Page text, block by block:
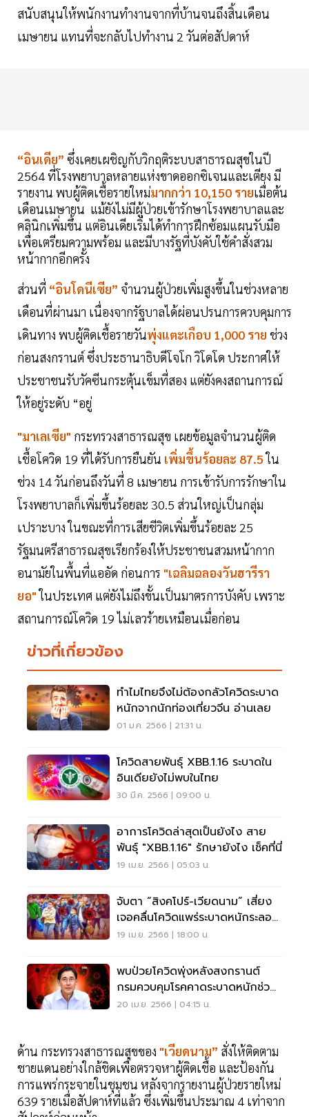
สนับสนุนให้พนักงานทำงานจากที่บ้านจนถึงสิ้นเดือน
เมษายน แทนที่จะกลับไปทำงาน 2 วันต่อสัปดาห์
“อินเดีย” ซึ่งเคยเผชิญกับวิกฤติระบบสาธารณสุขในปี
2564 ที่โรงพยาบาลหลายแห่งขาดออกซิเจนและเตียง มี
รายงาน พบผู้ติดเชื้อรายใหม่มากกว่า 10,150 รายเมื่อต้น
เดือนเมษายน แม้ยังไม่มีผู้ป่วยเข้ารักษาโรงพยาบาลและ
คลินิกเพิ่มขึ้น แต่อินเดียเริ่มได้ทำการฝึกซ้อมแผนรับมือ
เพื่อเตรียมความพร้อม และมีบางรัฐที่บังคับใช้คำสั่งสวม
หน้ากากอีกครั้ง
ส่วนที่ “อินโดนีเซีย” จำนวนผู้ป่วยเพิ่มสูงขึ้นในช่วงหลาย
เดือนที่ผ่านมา เนื่องจากรัฐบาลได้ผ่อนปรนการควบคุมการ
เดินทาง พบผู้ติดเชื้อรายวันพุ่งแตะเกือบ 1,000 ราย ช่วง
ก่อนสงกรานต์ ซึ่งประธานาธิบดีโจโก วิโดโด ประกาศให้
ประชาชนรับวัคซีนกระตุ้นเข็มที่สอง แต่ยังคงสถานการณ์
ให้อยู่ระดับ “อยู่
"มาเลเซีย" กระทรวงสาธารณสุข เผยข้อมูลจำนวนผู้ติด
เชื้อโควิด 19 ที่ได้รับการยืนยัน เพิ่มขึ้นร้อยละ 87.5ใน
ช่วง 14 วันก่อนถึงวันที่ 8 เมษายน การเข้ารับการรักษาใน
โรงพยาบาลก็เพิ่มขึ้นร้อยละ 30.5 ส่วนใหญ่เป็นกลุ่ม
เปราะบาง ในขณะที่การเสียชีวิตเพิ่มขึ้นร้อยละ 25
รัฐมนตรีสาธารณสุขเรียกร้องให้ประชาชนสวมหน้ากาก
อนามัยในพื้นที่แออัด ก่อนการ "เฉลิมฉลองวันฮารีรา
ยอ" ในประเทศ แต่ยังไม่ถึงขั้นเป็นมาตรการบังคับ เพราะ
สถานการณ์โควิด 19 ไม่เลวร้ายเหมือนเมื่อก่อน
ข่าวที่เกี่ยวข้อง
ทำไมไทยจึงไม่ต้องกลัวโควิดระบาด
หนักจากนักท่องเที่ยวจีน อ่านเลย
01 ม.ค. 2566 | 21:31 น.
โควิดสายพันธุ์ XBB.1.16 ระบาดใน
อินเดียยังไม่พบในไทย
30 มี.ค. 2566 | 09:00 น.
อาการโควิดล่าสุดเป็นยังไง สาย
พันธุ์ "XBB.1.16" รักษายังไง เช็คที่นี่
19 เม.ย. 2566 | 05:03 น.
จับตา “สิงคโปร์-เวียดนาม” เสี่ยง
เจอคลื่นโควิดแพร่ระบาดหนักระลอก
ใหม่
19 เม.ย. 2566 | 18:00 น.
พบป่วยโควิดพุ่งหลังสงกรานต์
กรมควบคุมโรคคาดระบาดหนักช่วง
ฤดูฝน
20 เม.ย. 2566 | 04:15 น.
ด้าน กระทรวงสาธารณสุขของ "เวียดนาม” สั่งให้ติดตาม
ชายแดนอย่างใกล้ชิดเพื่อตรวจหาผู้ติดเชื้อ และป้องกัน
การแพร่กระจายในชุมชน หลังจากรายงานผู้ป่วยรายใหม่
639 รายเมื่อสัปดาห์ที่แล้ว ซึ่งเพิ่มขึ้นประมาณ 4 เท่าจาก